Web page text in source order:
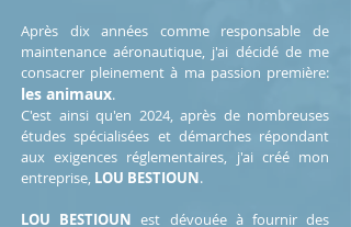
Après dix années comme responsable de
maintenance aéronautique, j'ai décidé de me
consacrer pleinement à ma passion première:
les animaux.
C'est ainsi qu'en 2024, après de nombreuses
études spécialisées et démarches répondant
aux exigences réglementaires, j'ai créé mon
entreprise, LOU BESTIOUN.
LOU BESTIOUN est dévouée à fournir des